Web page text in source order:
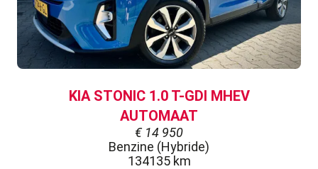
KIA STONIC 1.0 T-GDI MHEV
AUTOMAAT
€ 14 950
Benzine (Hybride)
134135 km